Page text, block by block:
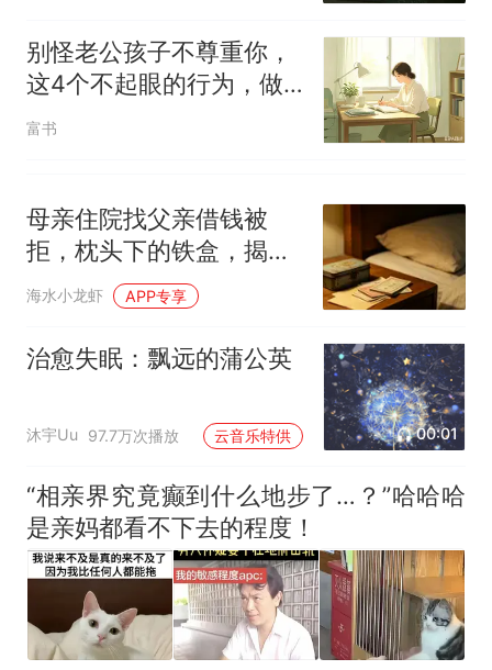
别怪老公孩子不尊重你，
这4个不起眼的行为，做
得越多越被人看轻
富书
母亲住院找父亲借钱被
拒，枕头下的铁盒，揭开
老人藏钱的无奈
海水小龙虾 APP专享
治愈失眠：飘远的蒲公英
沐宇Uu 97.7万次播放 云音乐特供 00:01
“相亲界究竟癫到什么地步了…？”哈哈哈
是亲妈都看不下去的程度！